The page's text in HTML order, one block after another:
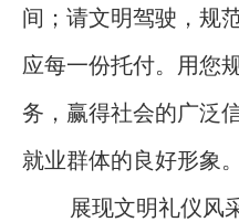
间；请文明驾驶，规
应每一份托付。用您
务，赢得社会的广泛
就业群体的良好形象。
展现文明礼仪风